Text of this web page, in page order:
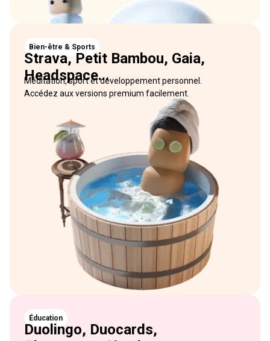
Bien-être & Sports
Strava, Petit Bambou, Gaia,
Headspace...
Méditation, sport et développement personnel.
Accédez aux versions premium facilement.
Éducation
Duolingo, Duocards,